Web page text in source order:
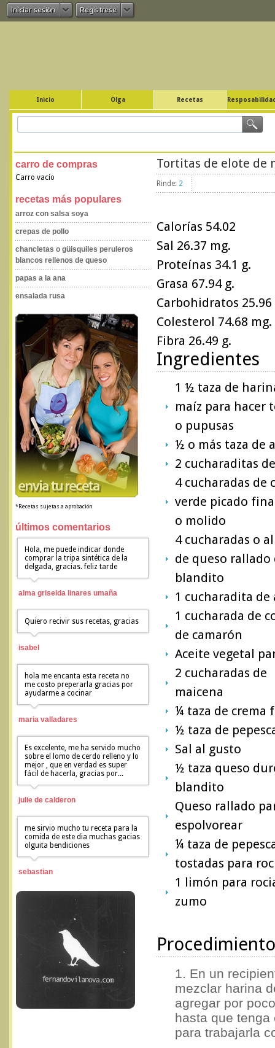
Iniciar sesión Regístrese
Inicio Olga Recetas
carro de compras
Carro vacío
recetas más populares
arroz con salsa soya
crepas de pollo
chancletas o güisquiles peruleros
blancos rellenos de queso
papas a la ana
ensalada rusa
*Recetas sujetas a aprobación
últimos comentarios
Hola, me puede indicar donde
comprar la tripa sintética de la
delgada, gracias. feliz tarde
alma griselda linares umaña
Quiero recivir sus recetas, gracias
isabel
hola me encanta esta receta no
me costo preperarla gracias por
ayudarme a cocinar
maria valladares
Es excelente, me ha servido mucho
sobre el lomo de cerdo relleno y lo
mejor , que en verdad es super
fácil de hacerla, gracias por...
julie de calderon
me sirvio mucho tu receta para la
comida de este dia muchas gacias
olguita bendiciones
sebastian
Tortitas de elote de
Rinde: 2
Calorías 54.02
Sal 26.37 mg.
Proteínas 34.1 g.
Grasa 67.94 g.
Carbohidratos 25.96
Colesterol 74.68 mg.
Fibra 26.49 g.
Ingredientes
1 ½ taza de
maíz para hacer
o pupusas
½ o más taza de
2 cucharaditas
4 cucharadas de
verde picado
o molido
4 cucharadas o
de queso rallado
blandito
1 cucharadita de
1 cucharada de
de camarón
Aceite vegetal
2 cucharadas de
maicena
¼ taza de crema
½ taza de
Sal al gusto
½ taza queso
blandito
Queso rallado
espolvorear
¼ taza de
tostadas para
1 limón para
zumo
Procedimiento
1. En un
mezclar harina
agregar por
hasta que tenga
para trabajarla